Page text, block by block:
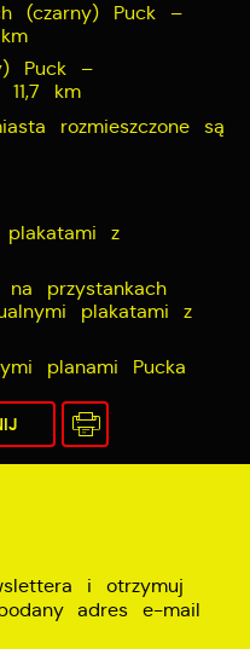
(czarny) Puck –
Puck –
11,7 km
rozmieszczone są
z
przystankach
plakatami z
planami Pucka
i otrzymuj
adres e-mail